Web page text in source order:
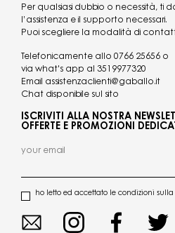
Per qualsiasi dubbio o necessità, ti
l’assistenza e il supporto necessari.
Puoi scegliere la modalità di
Telefonicamente allo 0766 25656 o
via what's app al 3519977320
Email assistenzaclienti@gaballo.it
Chat disponibile sul sito
ISCRIVITI ALLA NOSTRA
OFFERTE E PROMOZIONI
ho letto ed accettato le condizioni sulla